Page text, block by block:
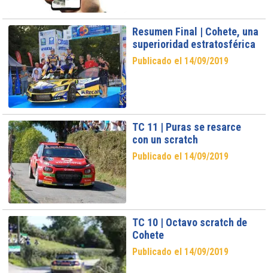
Resumen Final | Cohete, una
superioridad estratosférica
Publicado el 14/09/2019
TC 11 | Puras se resarce
con un scratch
Publicado el 14/09/2019
TC 10 | Octavo scratch de
Cohete
Publicado el 14/09/2019